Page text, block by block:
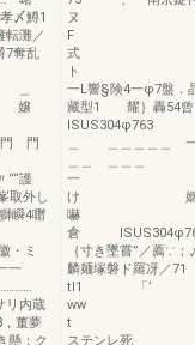
〆鱒1
灘／
奪乱
嬢
護
取外し
瞬4囎
ミ
一一
内蔵
董夢
；ク
F
式
一L響§険4一φ7盤．
藏型1 耀｝轟
＿ ＿＿＿＿
＿＿ ＿＿＿ ＿
一 一 十一
け 姻《
嚇 、
倉
｛寸き墜嘗”／薦∵
麟麺塚磐ド羅冴
tl1 「’
ww
t 、 1
ステンレ死